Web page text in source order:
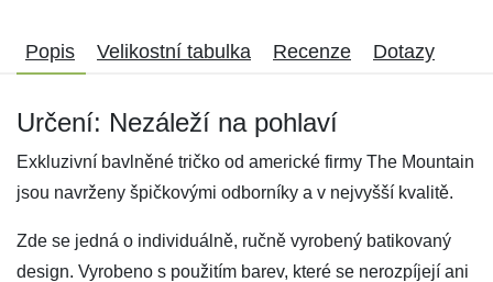
Popis Velikostní tabulka Recenze Dotazy
Určení: Nezáleží na pohlaví
Exkluzivní bavlněné tričko od americké firmy The Mountain
jsou navrženy špičkovými odborníky a v nejvyšší kvalitě.
Zde se jedná o individuálně, ručně vyrobený batikovaný
design. Vyrobeno s použitím barev, které se nerozpíjejí ani